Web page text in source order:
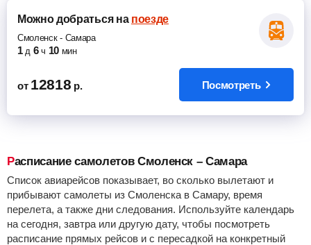
Можно добратьсяна поезде
Смоленск- Самара
1 д 6 ч 10 мин
от 12818 р. Посмотреть
Расписание самолетов Смоленск – Самара
Список авиарейсов показывает, во сколько вылетают и
прибывают самолеты из Смоленска в Самару, время
перелета, а также дни следования. Используйте календарь
на сегодня, завтра или другую дату, чтобы посмотреть
расписание прямых рейсов и с пересадкой на конкретный